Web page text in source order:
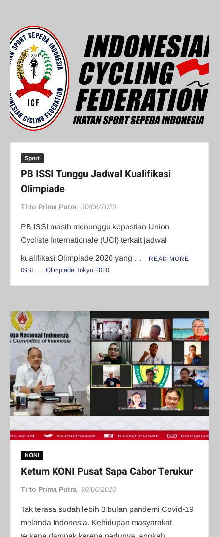
Sport
PB ISSI Tunggu Jadwal Kualifikasi
Olimpiade
Tirto Prima Putra 30/06/2020
PB ISSI masih menunggu kepastian Union
Cycliste Internationale (UCI) terkait jadwal
kualifikasi Olimpiade 2020 yang … READ MORE
ISSI Olimpiade Tokyo 2020
KONI
Ketum KONI Pusat Sapa Cabor Terukur
Tirto Prima Putra 30/06/2020
Tak terasa sudah lebih 3 bulan pandemi Covid-19
melanda Indonesia. Kehidupan masyarakat